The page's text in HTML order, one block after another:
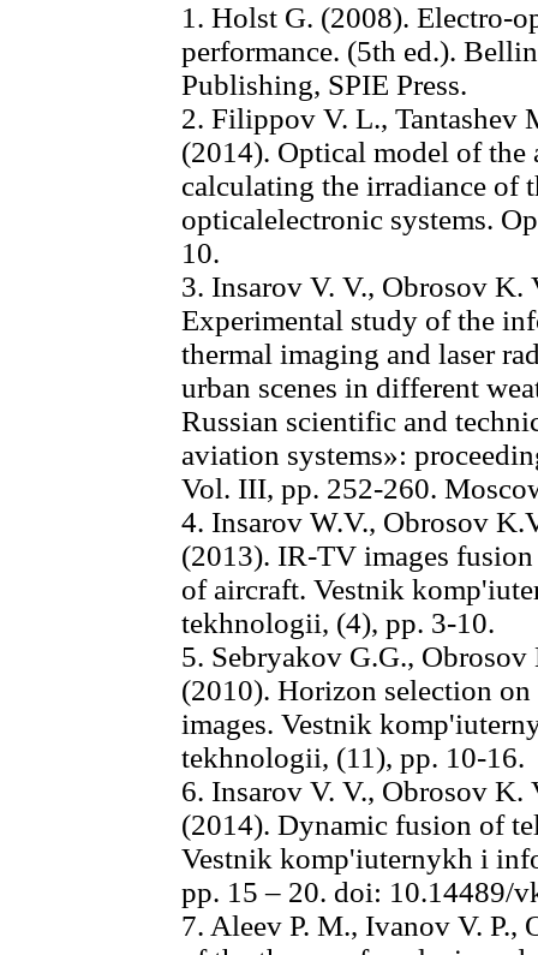
1. Holst G. (2008). Electro-
performance. (5th ed.).
Publishing, SPIE Press.
2. Filippov V. L., Tantashev
(2014). Optical model of the
calculating the irradiance of
opticalelectronic systems.
10.
3. Insarov V. V., Obrosov K.
Experimental study of the
thermal imaging and laser
urban scenes in different
Russian scientific and
aviation systems»:
Vol. III, pp. 252-260.
4. Insarov W.V., Obrosov
(2013). IR-TV images
of aircraft. Vestnik
tekhnologii, (4), pp. 3-10.
5. Sebryakov G.G.,
(2010). Horizon selection
images. Vestnik
tekhnologii, (11), pp. 10-16.
6. Insarov V. V., Obrosov
(2014). Dynamic fusion of
Vestnik komp'iuternykh i
pp. 15 – 20. doi: 10.14489/
7. Aleev P. M., Ivanov V.